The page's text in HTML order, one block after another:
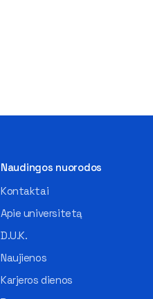
Naudingos nuorodos
Kontaktai
Apie universitetą
D.U.K.
Naujienos
Karjeros dienos